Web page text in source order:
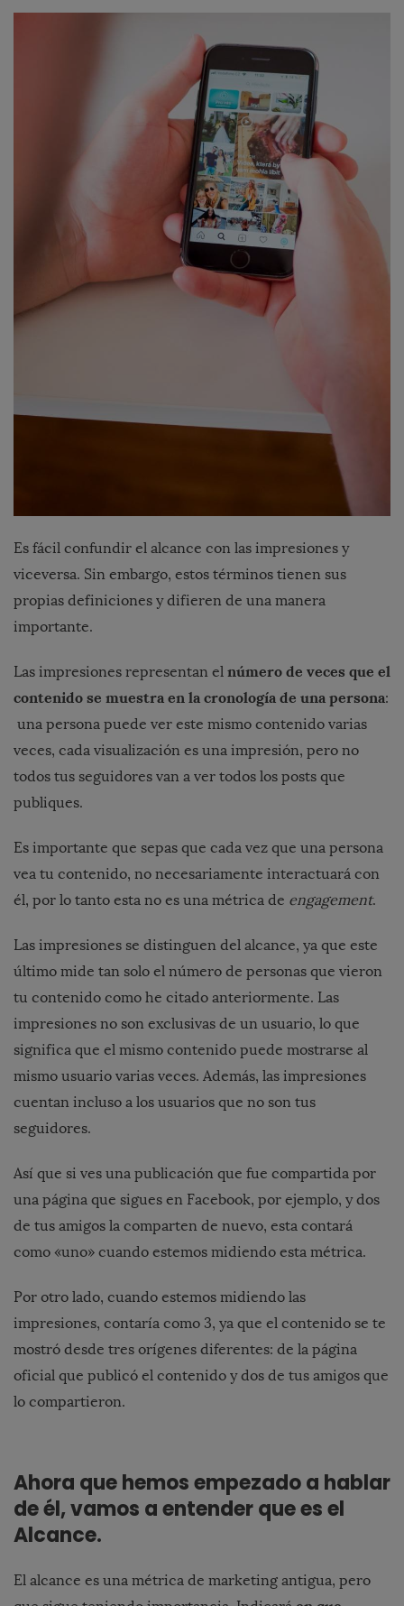
Es fácil confundir el alcance con las impresiones y
viceversa. Sin embargo, estos términos tienen sus
propias definiciones y difieren de una manera
importante.
Las impresiones representan el número de veces que el
contenido se muestra en la cronología de una persona:
una persona puede ver este mismo contenido varias
veces, cada visualización es una impresión, pero no
todos tus seguidores van a ver todos los posts que
publiques.
Es importante que sepas que cada vez que una persona
vea tu contenido, no necesariamente interactuará con
él, por lo tanto esta no es una métrica de engagement.
Las impresiones se distinguen del alcance, ya que este
último mide tan solo el número de personas que vieron
tu contenido como he citado anteriormente. Las
impresiones no son exclusivas de un usuario, lo que
significa que el mismo contenido puede mostrarse al
mismo usuario varias veces. Además, las impresiones
cuentan incluso a los usuarios que no son tus
seguidores.
Así que si ves una publicación que fue compartida por
una página que sigues en Facebook, por ejemplo, y dos
de tus amigos la comparten de nuevo, esta contará
como «uno» cuando estemos midiendo esta métrica.
Por otro lado, cuando estemos midiendo las
impresiones, contaría como 3, ya que el contenido se te
mostró desde tres orígenes diferentes: de la página
oficial que publicó el contenido y dos de tus amigos que
lo compartieron.
Ahora que hemos empezado a hablar
de él, vamos a entender que es el
Alcance.
El alcance es una métrica de marketing antigua, pero